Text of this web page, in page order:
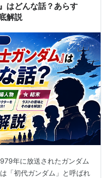
はどんな話？あらす
解説
年に放送されたガンダム
「初代ガンダム」と呼ばれ